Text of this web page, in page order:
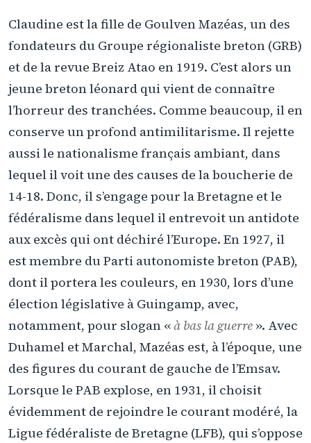
Claudine est la fille de Goulven Mazéas, un des
fondateurs du Groupe régionaliste breton (GRB)
et de la revue Breiz Atao en 1919. C’est alors un
jeune breton léonard qui vient de connaître
l’horreur des tranchées. Comme beaucoup, il en
conserve un profond antimilitarisme. Il rejette
aussi le nationalisme français ambiant, dans
lequel il voit une des causes de la boucherie de
14-18. Donc, il s’engage pour la Bretagne et le
fédéralisme dans lequel il entrevoit un antidote
aux excès qui ont déchiré l’Europe. En 1927, il
est membre du Parti autonomiste breton (PAB),
dont il portera les couleurs, en 1930, lors d’une
élection législative à Guingamp, avec,
notamment, pour slogan «à bas la guerre ». Avec
Duhamel et Marchal, Mazéas est, à l’époque, une
des figures du courant de gauche de l’Emsav.
Lorsque le PAB explose, en 1931, il choisit
évidemment de rejoindre le courant modéré, la
Ligue fédéraliste de Bretagne (LFB), qui s’oppose